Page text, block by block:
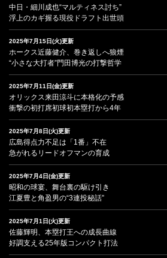
中日・細川成也“マルティネス討ち”
浮上のカギ握る現役ドラフト出世頭
2025年7月15日(火)更新
ホークス近藤健介、巻き返しへ狼煙
“小さな大打者”門田博光の打撃哲学
2025年7月11日(金)更新
オリックス来田涼斗に本格化の予感
衝撃の初打席初球初本塁打から4年
2025年7月8日(火)更新
広島得点力不足は「1番」不在
急がれるリードオフマンの育成
2025年7月4日(金)更新
昭和の球宴、舞台裏の駆け引き
江夏豊と角盈男の“3連投秘話”
2025年7月1日(火)更新
佐藤輝明、本塁打王への成長曲線
好調支える25年版コンパクト打法